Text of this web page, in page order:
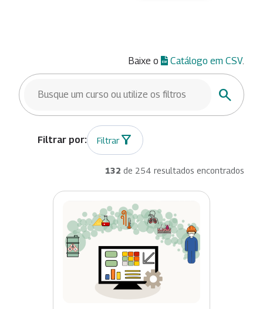
Baixe o Catálogo em CSV.
BUSCAR CURSOS
Buscar
Filtrar
132 de 254 resultados encontrados